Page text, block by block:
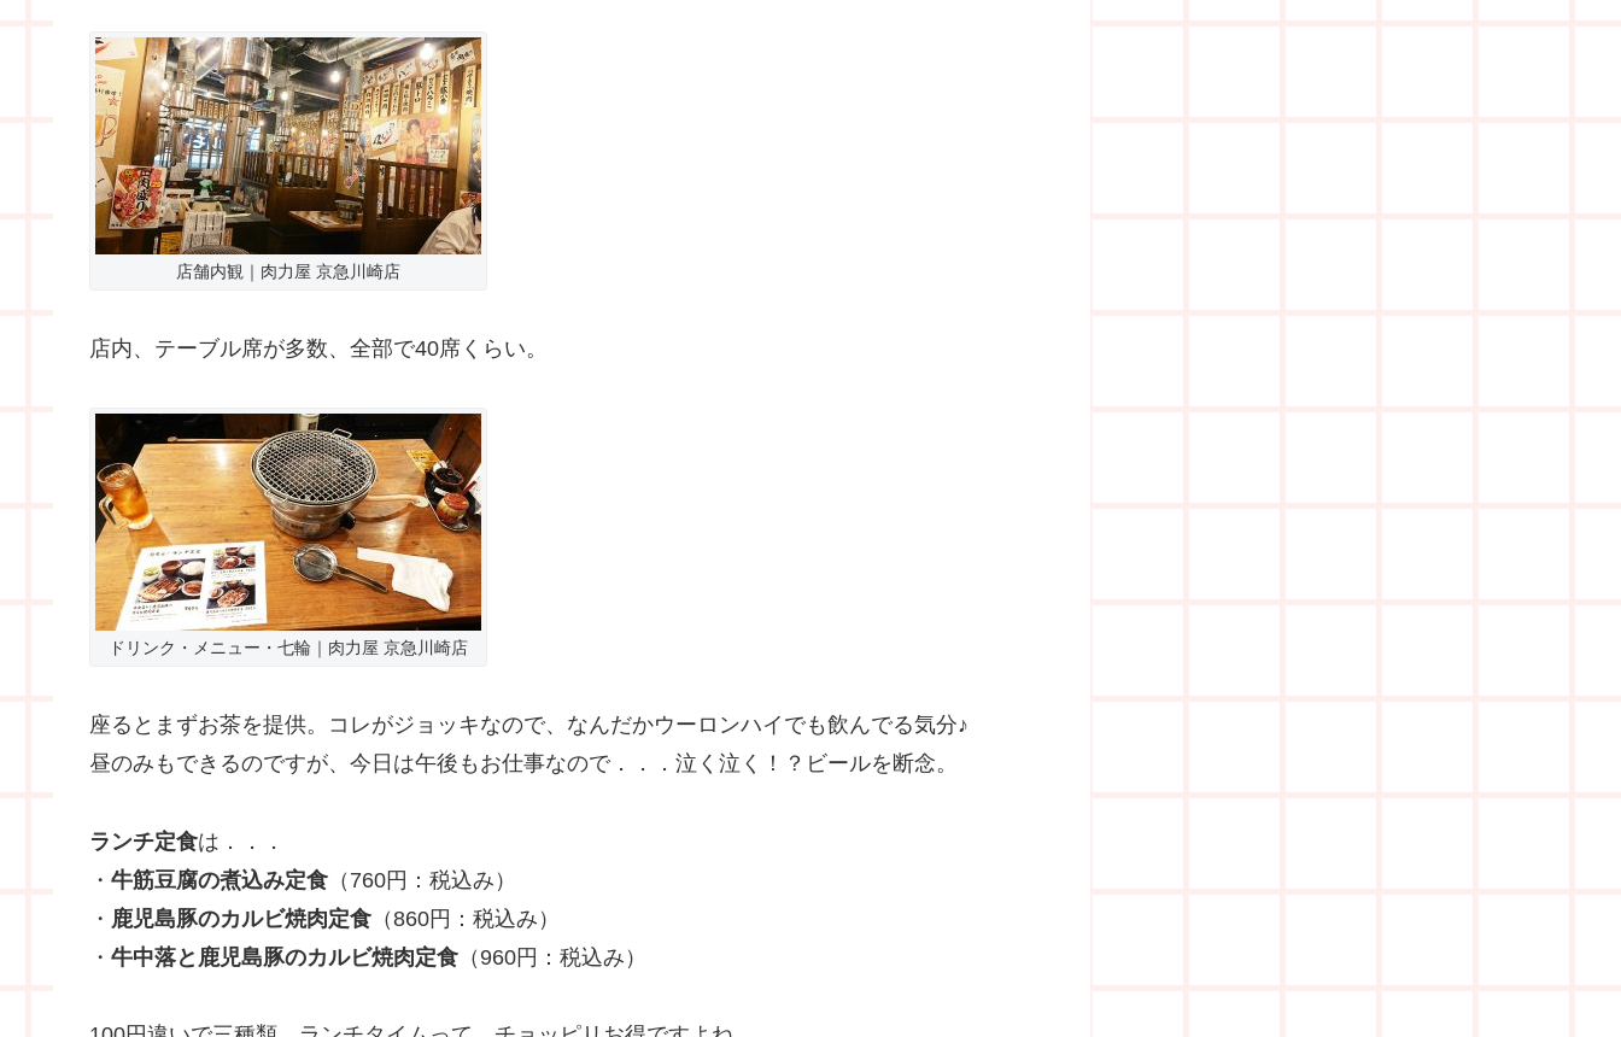
店舗内観｜肉力屋 京急川崎店
店内、テーブル席が多数、全部で40席くらい。
ドリンク・メニュー・七輪｜肉力屋 京急川崎店
座るとまずお茶を提供。コレがジョッキなので、なんだかウーロンハイでも飲んでる気分♪
昼のみもできるのですが、今日は午後もお仕事なので．．．泣く泣く！？ビールを断念。
ランチ定食は．．．
・ 牛筋豆腐の煮込み定食 （760円：税込み）
・ 鹿児島豚のカルビ焼肉定食 （860円：税込み）
・ 牛中落と鹿児島豚のカルビ焼肉定食 （960円：税込み）